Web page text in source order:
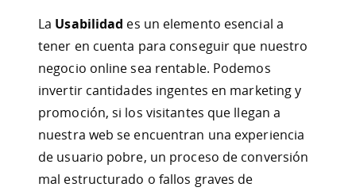
La Usabilidad es un elemento esencial a
tener en cuenta para conseguir que nuestro
negocio online sea rentable. Podemos
invertir cantidades ingentes en marketing y
promoción, si los visitantes que llegan a
nuestra web se encuentran una experiencia
de usuario pobre, un proceso de conversión
mal estructurado o fallos graves de